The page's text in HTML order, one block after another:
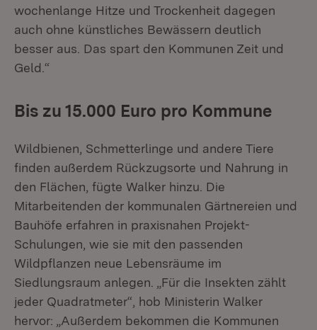
wochen­lange Hitze und Trockenheit dagegen
auch ohne künstliches Bewässern deutlich
besser aus. Das spart den Kommunen Zeit und
Geld.“
Bis zu 15.000 Euro pro Kommune
Wildbienen, Schmetterlinge und andere Tiere
finden außerdem Rückzugsorte und Nahrung in
den Flächen, fügte Walker hinzu. Die
Mitarbeitenden der kommunalen Gärtnereien und
Bauhöfe erfahren in praxisnahen Projekt-
Schulungen, wie sie mit den passenden
Wildpflanzen neue Le­bensräume im
Siedlungsraum anlegen. „Für die Insekten zählt
jeder Quadratmeter“, hob Ministerin Walker
hervor: „Außerdem bekommen die Kommunen